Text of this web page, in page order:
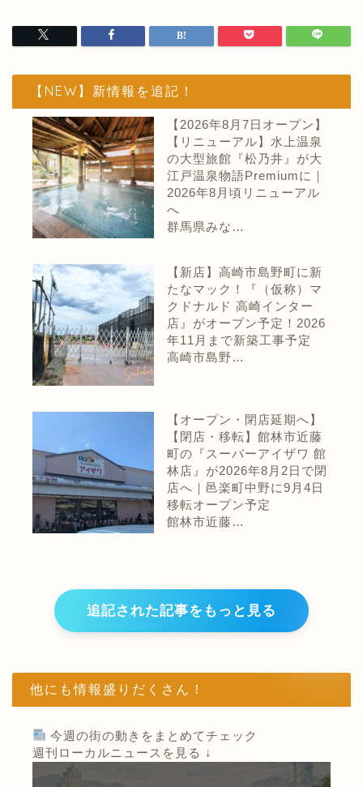
【NEW】新情報を追記！
【2026年8月7日オープン】
【リニューアル】水上温泉
の大型旅館『松乃井』が大
江戸温泉物語Premiumに｜
2026年8月頃リニューアル
へ
群馬県みな…
【新店】高崎市島野町に新
たなマック！『（仮称）マ
クドナルド 高崎インター
店』がオープン予定！2026
年11月まで新築工事予定
高崎市島野…
【オープン・閉店延期へ】
【閉店・移転】館林市近藤
町の『スーパーアイザワ 館
林店』が2026年8月2日で閉
店へ｜邑楽町中野に9月4日
移転オープン予定
館林市近藤…
追記された記事をもっと見る
他にも情報盛りだくさん！
今週の街の動きをまとめてチェック
週刊ローカルニュースを見る ↓